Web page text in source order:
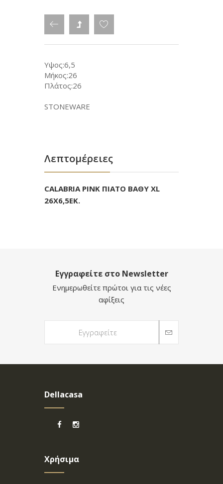
Υψος:6,5
Μήκος:26
Πλάτος:26
STONEWARE
Λεπτομέρειες
CALABRIA PINK ΠΙΑΤΟ ΒΑΘΥ XL
26Χ6,5ΕΚ.
Εγγραφείτε στο Newsletter
Ενημερωθείτε πρώτοι για τις νέες
αφίξεις
Dellacasa
Χρήσιμα